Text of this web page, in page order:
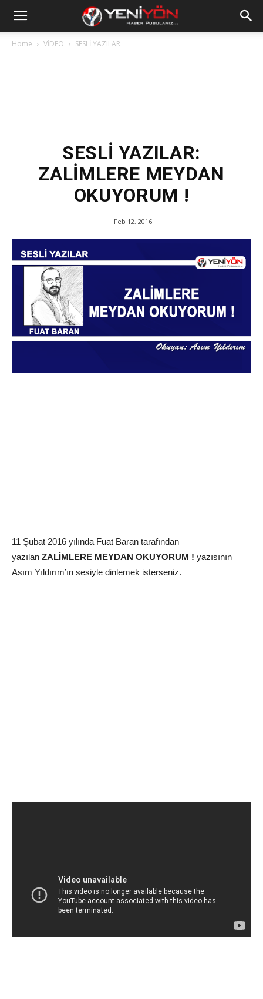
Home VİDEO SESLİ YAZILAR
SESLİ YAZILAR:
ZALİMLERE MEYDAN
OKUYORUM !
Feb 12, 2016
11 Şubat 2016 yılında Fuat Baran tarafından
yazılan ZALİMLERE MEYDAN OKUYORUM ! yazısının
Asım Yıldırım’ın sesiyle dinlemek isterseniz.